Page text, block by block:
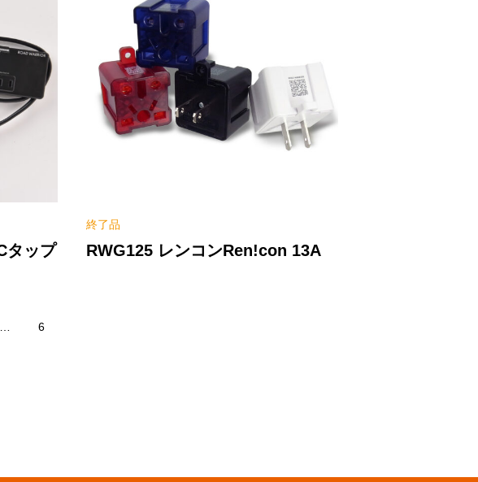
タップ
終了品
RWG125 レンコンRen!con 13A
6